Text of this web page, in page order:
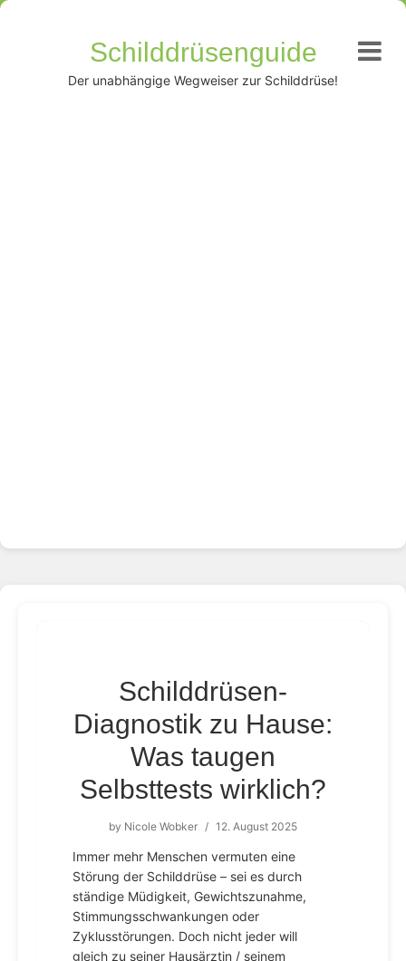
Schilddrüsenguide
Der unabhängige Wegweiser zur Schilddrüse!
Schilddrüsen-
Diagnostik zu Hause:
Was taugen
Selbsttests wirklich?
by Nicole Wobker / 12. August 2025
Immer mehr Menschen vermuten eine
Störung der Schilddrüse – sei es durch
ständige Müdigkeit, Gewichtszunahme,
Stimmungsschwankungen oder
Zyklusstörungen. Doch nicht jeder will
gleich zu seiner Hausärztin / seinem